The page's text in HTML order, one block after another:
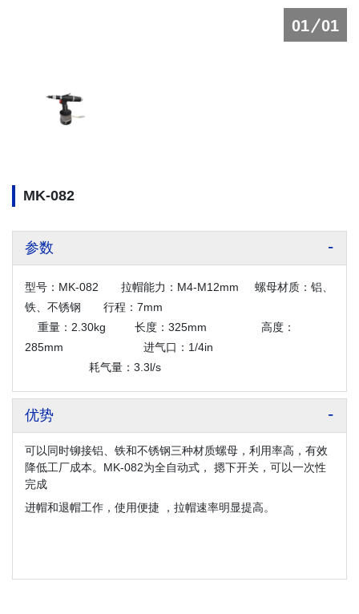
01 01
MK-082
参数
型号：MK-082 拉帽能力：M4-M12mm 螺母材质：铝、
铁、不锈钢 行程：7mm
重量：2.30kg 长度：325mm 高度：
285mm 进气口：1/4in
耗气量：3.3l/s
优势
可以同时铆接铝、铁和不锈钢三种材质螺母，利用率高，有效
降低工厂成本。 MK-082为全自动式， 摁下开关，可以一次性
完成
进帽和退帽工作，使用便捷 ，拉帽速率明显提高。